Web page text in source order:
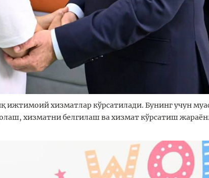
ижтимоий хизматлар кўрсатилади. Бунинг учун
хизматни белгилаш ва хизмат кўрсатиш